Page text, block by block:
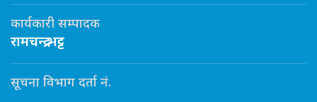
कार्यकारी सम्पादक
रामचन्द्र भट्ट
सूचना विभाग दर्ता नं.